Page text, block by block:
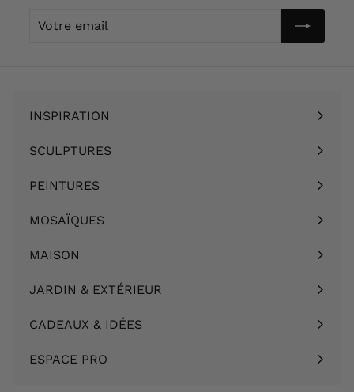
Votre
INSPIRATION
Ouvrir
le
SCULPTURES
Ouvrir
le
PEINTURES
Ouvrir
le
MOSAÏQUES
Ouvrir
le
MAISON
Ouvrir
le
JARDIN & EXTÉRIEUR
Ouvrir
le
CADEAUX & IDÉES
Ouvrir
le
ESPACE PRO